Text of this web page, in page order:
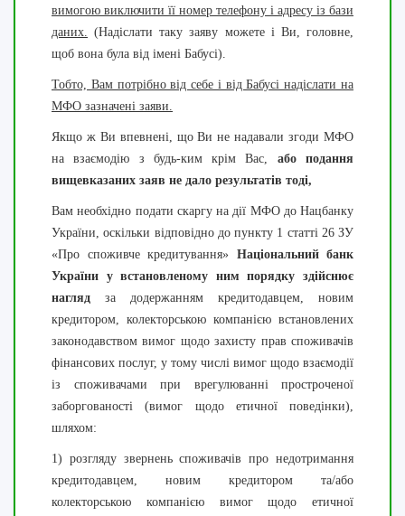
вимогою виключити її номер телефону і адресу із бази
даних. (Надіслати таку заяву можете і Ви, головне,
щоб вона була від імені Бабусі).
Тобто, Вам потрібно від себе і від Бабусі надіслати на
МФО зазначені заяви.
Якщо ж Ви впевнені, що Ви не надавали згоди МФО
на взаємодію з будь-ким крім Вас, або подання
вищевказаних заяв не дало результатів тоді,
Вам необхідно подати скаргу на дії МФО до Нацбанку
України, оскільки відповідно до пункту 1 статті 26 ЗУ
«Про споживче кредитування» Національний банк
України у встановленому ним порядку здійснює
нагляд за додержанням кредитодавцем, новим
кредитором, колекторською компанією встановлених
законодавством вимог щодо захисту прав споживачів
фінансових послуг, у тому числі вимог щодо взаємодії
із споживачами при врегулюванні простроченої
заборгованості (вимог щодо етичної поведінки),
шляхом:
1) розгляду звернень споживачів про недотримання
кредитодавцем, новим кредитором та/або
колекторською компанією вимог щодо етичної